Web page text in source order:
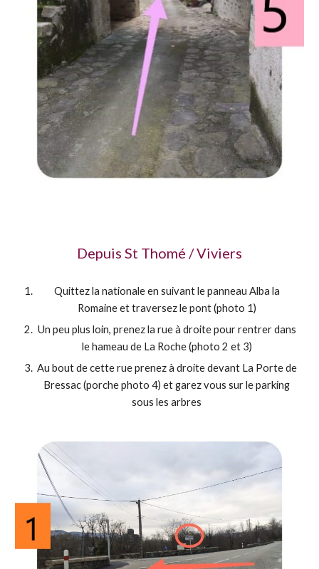
Depuis St Thomé / Viviers
Quittez la nationale en suivant le panneau Alba la
Romaine et traversez le pont (photo 1)
Un peu plus loin, prenez la rue à droite pour rentrer dans
le hameau de La Roche (photo 2 et 3)
Au bout de cette rue prenez à droite devant La Porte de
Bressac (porche photo 4) et garez vous sur le parking
sous les arbres